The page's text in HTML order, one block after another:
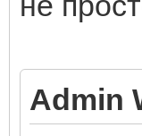
Admin